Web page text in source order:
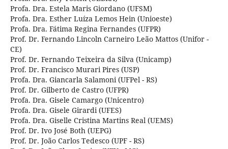
Profa. Dra. Estela Maris Giordano (UFSM)
Profa. Dra. Esther Luíza Lemos Hein (Unioeste)
Profa. Dra. Fátima Regina Fernandes (UFPR)
Prof. Dr. Fernando Lincoln Carneiro Leão Mattos (Unifor -
CE)
Prof. Dr. Fernando Teixeira da Silva (Unicamp)
Prof. Dr. Francisco Murari Pires (USP)
Profa. Dra. Giancarla Salamoni (UFPel - RS)
Prof. Dr. Gilberto de Castro (UFPR)
Profa. Dra. Gisele Camargo (Unicentro)
Profa. Dra. Gisele Girardi (UFES)
Profa. Dra. Giselle Cristina Martins Real (UEMS)
Prof. Dr. Ivo José Both (UEPG)
Prof. Dr. João Carlos Tedesco (UPF - RS)